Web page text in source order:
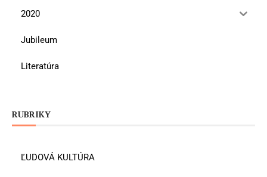
2020
Jubileum
Literatúra
RUBRIKY
ĽUDOVÁ KULTÚRA